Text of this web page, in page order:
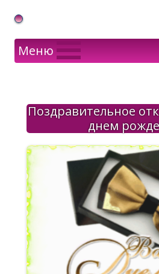
Gif Открытки в подарок
Меню
Поздравительное
днем